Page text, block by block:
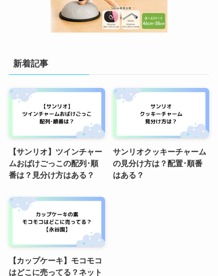
新着記事
【サンリオ】ツインチャー
ムおばけごっこの配列･順
番は？見分け方はある？
サンリオクッキーチャーム
の見分け方は？配置･順番
はある？
【カップケーキ】モコモコ
はどこに売ってる？ネット